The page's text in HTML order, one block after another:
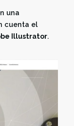
una
cuenta el
Illustrator.